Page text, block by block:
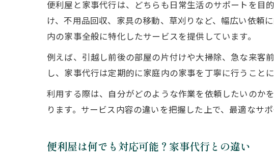
口
便
家
女
口
家
掃除や
便利屋と家事代行は、どちらも日常生活のサポートを目
け、不用品回収、家具の移動、草刈りなど、幅広い依頼
内の家事全般に特化したサービスを提供しています。
例えば、引越し前後の部屋の片付けや大掃除、急な来客
し、家事代行は定期的に家庭内の家事を丁寧に行うこと
利用する際は、自分がどのような作業を依頼したいのか
ります。サービス内容の違いを把握した上で、最適なサ
便利屋は何でも対応可能？家事代行との違い